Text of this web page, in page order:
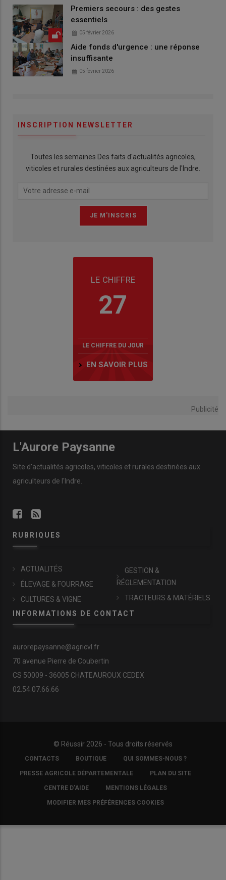
Premiers secours : des gestes
essentiels
05 février 2026
Aide fonds d'urgence : une réponse
insuffisante
05 février 2026
INSCRIPTION NEWSLETTER
Toutes les semaines Des faits d'actualités agricoles,
viticoles et rurales destinées aux agriculteurs de l'Indre.
LE CHIFFRE
27
LE CHIFFRE DU JOUR
EN SAVOIR PLUS
Publicité
L'Aurore Paysanne
Site d'actualités agricoles, viticoles et rurales destinées aux
agriculteurs de l'Indre.
RUBRIQUES
ACTUALITÉS
ÉLEVAGE & FOURRAGE
CULTURES & VIGNE
GESTION &
RÉGLEMENTATION
TRACTEURS & MATÉRIELS
INFORMATIONS DE CONTACT
aurorepaysanne@agricvl.fr
70 avenue Pierre de Coubertin
CS 50009 - 36005 CHATEAUROUX CEDEX
02.54.07.66.66
© Réussir 2026 - Tous droits réservés
FOOTER
COPYRIGHT
CONTACTS BOUTIQUE QUI SOMMES-NOUS ?
PRESSE AGRICOLE DÉPARTEMENTALE PLAN DU SITE
CENTRE D'AIDE MENTIONS LÉGALES
MODIFIER MES PRÉFÉRENCES COOKIES